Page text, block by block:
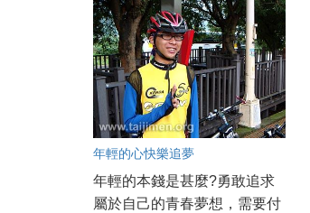
年輕的心快樂追夢
年輕的本錢是甚麼?勇敢追求
屬於自己的青春夢想，需要付